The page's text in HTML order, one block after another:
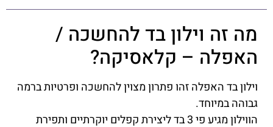
מה זה וילון בד להחשכה /
האפלה – קלאסיקה?
וילון בד האפלה זהו פתרון מצוין להחשכה ופרטיות ברמה
גבוהה במיוחד.
הווילון מגיע פי 3 בד ליצירת קפלים יוקרתיים ותפירת